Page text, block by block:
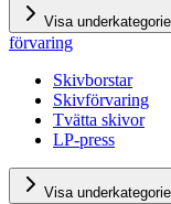
Visa
förvaring
Skivborstar
Skivförvaring
Tvätta skivor
LP-press
Visa